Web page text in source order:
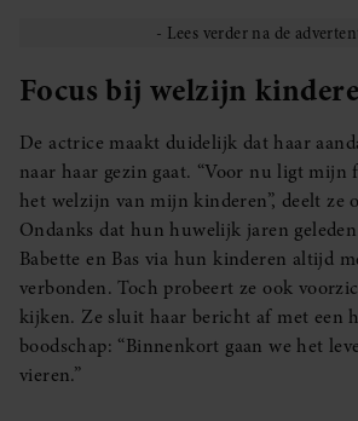
Focus bij welzijn
De actrice maakt duidelijk dat haar
naar haar gezin gaat. “Voor nu ligt mijn
het welzijn van mijn kinderen”, deelt ze
Ondanks dat hun huwelijk jaren
Babette en Bas via hun kinderen altijd
verbonden. Toch probeert ze ook
kijken. Ze sluit haar bericht af met een
boodschap: “Binnenkort gaan we het
vieren.”